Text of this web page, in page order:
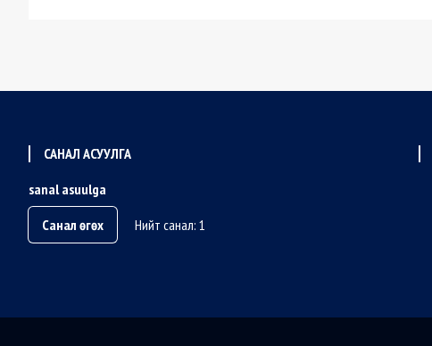
САНАЛ АСУУЛГА
sanal asuulga
Санал өгөх
Нийт санал: 1